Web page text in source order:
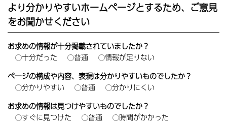
より分かりやすいホームページとするため、ご意見
をお聞かせください
お求めの情報が十分掲載されていましたか？
十分だった
普通
情報が足りない
ページの構成や内容、表現は分かりやすいものでしたか？
分かりやすい
普通
分かりにくい
お求めの情報は見つけやすいものでしたか？
すぐに見つけた
普通
時間がかかった